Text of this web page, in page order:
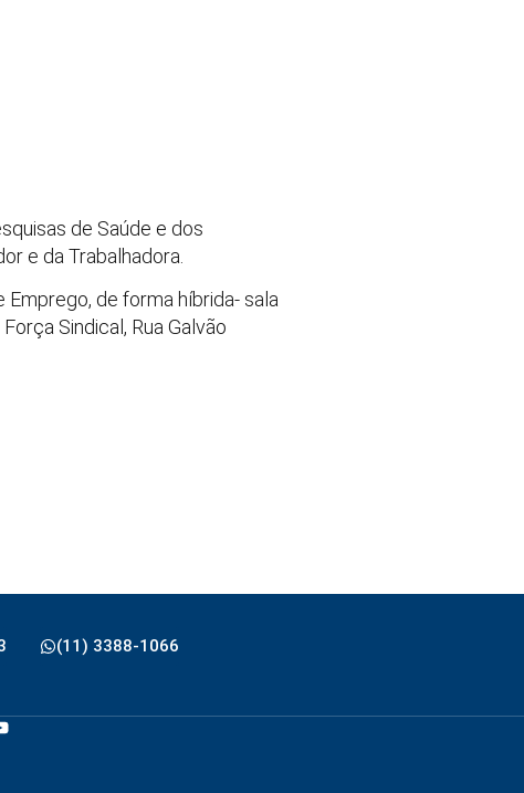
de Saúde e dos
e da Trabalhadora.
Emprego, de forma híbrida- sala
Sindical, Rua Galvão
(11) 3388-1066